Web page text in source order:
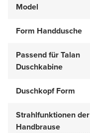
Model
Form Handdusche
Passend für Talan
Duschkabine
Duschkopf Form
Strahlfunktionen der
Handbrause